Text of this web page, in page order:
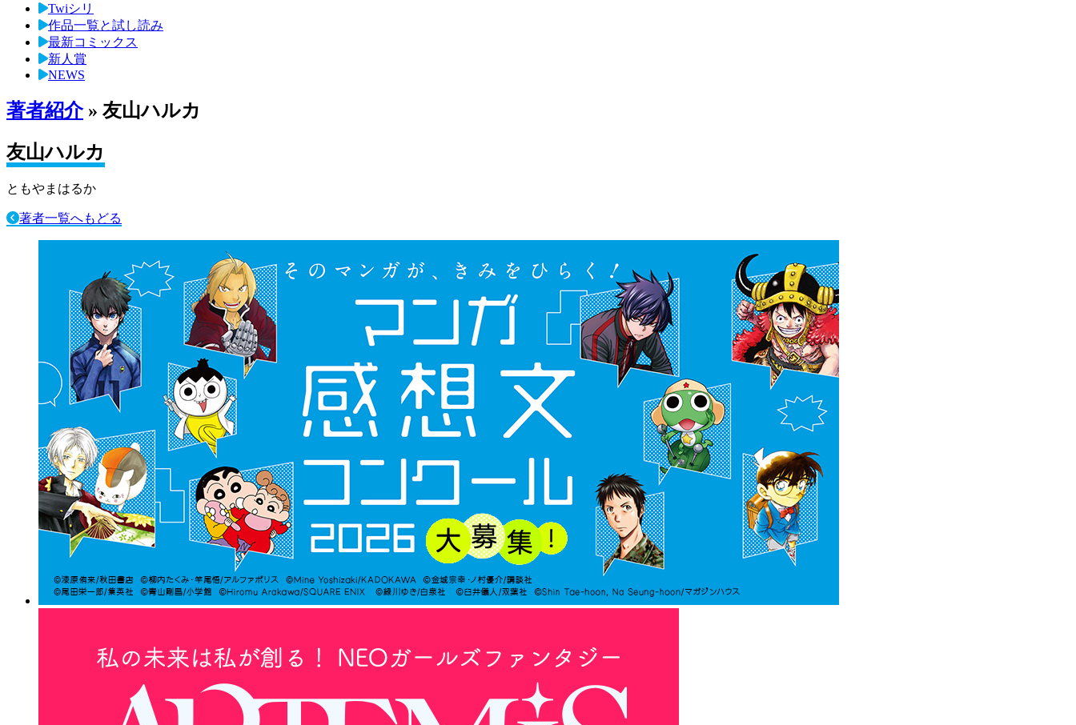
Twiシリ
作品一覧と試し読み
最新コミックス
新人賞
NEWS
著者紹介» 友山ハルカ
友山ハルカ
ともやまはるか
著者一覧へもどる